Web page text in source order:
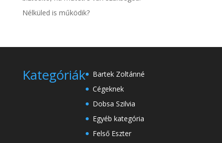
Nélküled is működik?
Kategóriák
Bartek Zoltánné
Cégeknek
Dobsa Szilvia
Egyéb kategória
Felső Eszter